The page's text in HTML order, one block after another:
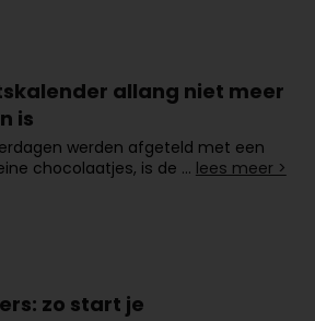
allang niet meer
is
werden afgeteld met een
chocolaatjes, is de … lees meer >
zo start je